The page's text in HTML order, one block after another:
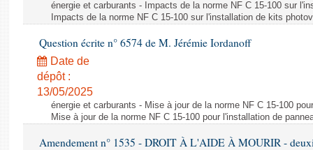
énergie et carburants - Impacts de la norme NF C 15-100 sur
Impacts de la norme NF C 15-100 sur l'installation de kits
Question écrite n° 6574 de M. Jérémie Iordanoff
Date de
dépôt :
13/05/2025
énergie et carburants - Mise à jour de la norme NF C 15-100
Mise à jour de la norme NF C 15-100 pour l'installation de
Amendement n° 1535 - DROIT À L'AIDE À MOURIR -